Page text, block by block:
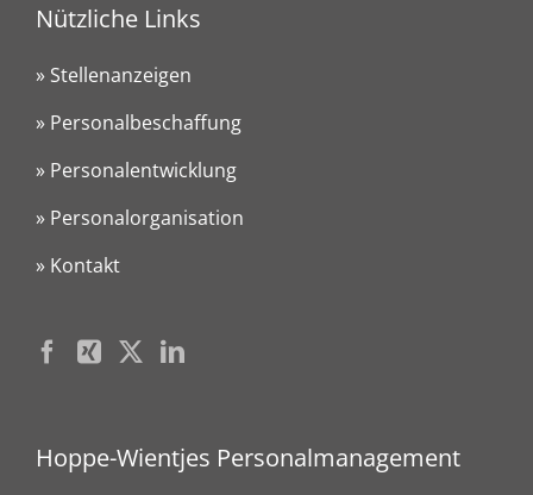
Nützliche Links
» Stellenanzeigen
» Personalbeschaffung
» Personalentwicklung
» Personalorganisation
» Kontakt
Hoppe-Wientjes Personalmanagement